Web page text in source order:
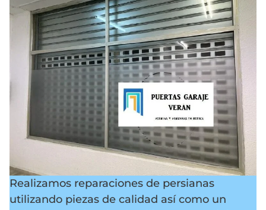
Realizamos reparaciones de persianas
utilizando piezas de calidad así como un